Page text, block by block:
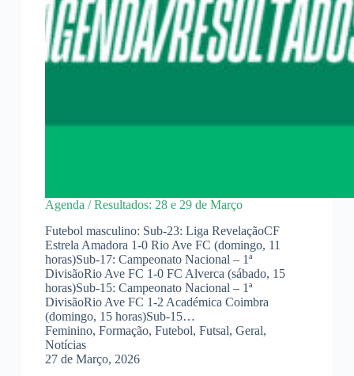
Agenda / Resultados: 28 e 29 de Março
Futebol masculino: Sub-23: Liga RevelaçãoCF
Estrela Amadora 1-0 Rio Ave FC (domingo, 11
horas)Sub-17: Campeonato Nacional – 1ª
DivisãoRio Ave FC 1-0 FC Alverca (sábado, 15
horas)Sub-15: Campeonato Nacional – 1ª
DivisãoRio Ave FC 1-2 Académica Coimbra
(domingo, 15 horas)Sub-15…
Feminino, Formação, Futebol, Futsal, Geral,
Notícias
27 de Março, 2026